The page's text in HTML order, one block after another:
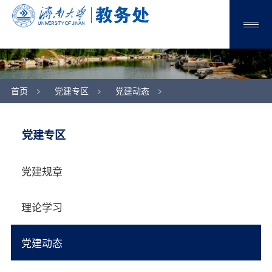
首页 党建专区 党建动态
党建专区
党建规章
理论学习
党建动态